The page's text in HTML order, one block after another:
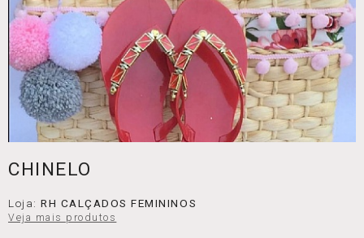
CHINELO
Loja:RH CALÇADOS FEMININOS
Veja mais produtos